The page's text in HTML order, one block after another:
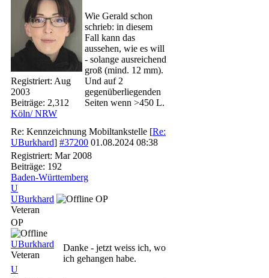
Registriert: Aug
2003
Beiträge: 2,312
Köln/ NRW
Wie Gerald schon
schrieb: in diesem
Fall kann das
aussehen, wie es will
- solange ausreichend
groß (mind. 12 mm).
Und auf 2
gegenüberliegenden
Seiten wenn >450 L.
Re: Kennzeichnung Mobiltankstelle [Re:
UBurkhard] #37200 01.08.2024 08:38
Registriert: Mar 2008
Beiträge: 192
Baden-Württemberg
U
UBurkhard
OP
Veteran
OP
UBurkhard
Veteran
U
Danke - jetzt weiss ich, wo
ich gehangen habe.